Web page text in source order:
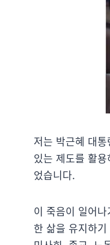
저는 박근혜 대
있는 제도를 활
었습니다.
이 죽음이 일어
한 삶을 유지하